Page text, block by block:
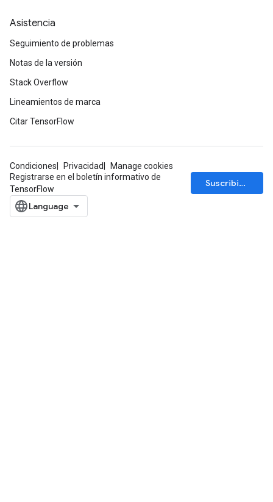
Asistencia
Seguimiento de problemas
Notas de la versión
Stack Overflow
Lineamientos de marca
Citar TensorFlow
Condiciones Privacidad
Manage cookies
Registrarse en el boletín informativo de
TensorFlow
Suscribirse